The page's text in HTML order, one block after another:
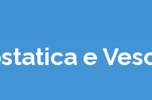
e